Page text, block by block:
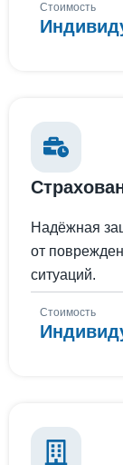
Стоимость
Надёжная
от
ситуаций.
Стоимость